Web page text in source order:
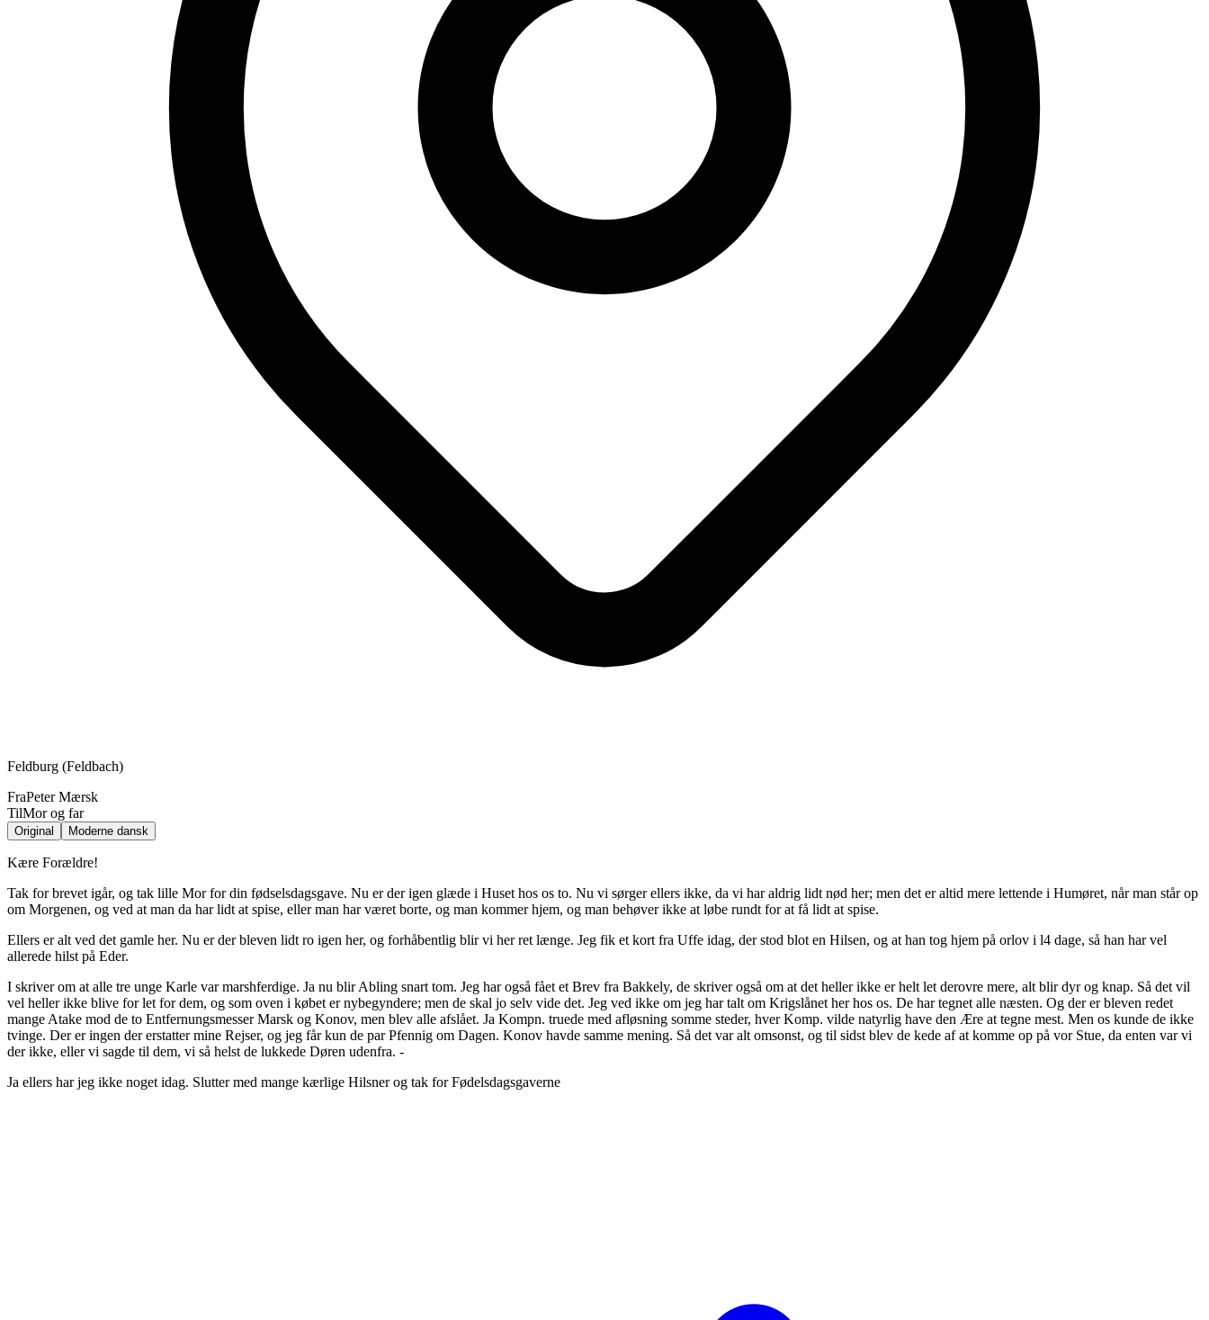
Feldburg (Feldbach)
FraPeter Mærsk
TilMor og far
Original Moderne dansk
Kære Forældre!
Tak for brevet igår, og tak lille Mor for din fødselsdagsgave. Nu er der igen glæde i Huset hos os to. Nu vi sørger ellers ikke, da vi har aldrig lidt nød her; men det er altid mere lettende i Humøret, når man står op
om Morgenen, og ved at man da har lidt at spise, eller man har været borte, og man kommer hjem, og man behøver ikke at løbe rundt for at få lidt at spise.
Ellers er alt ved det gamle her. Nu er der bleven lidt ro igen her, og forhåbentlig blir vi her ret længe. Jeg fik et kort fra Uffe idag, der stod blot en Hilsen, og at han tog hjem på orlov i l4 dage, så han har vel
allerede hilst på Eder.
I skriver om at alle tre unge Karle var marshferdige. Ja nu blir Abling snart tom. Jeg har også fået et Brev fra Bakkely, de skriver også om at det heller ikke er helt let derovre mere, alt blir dyr og knap. Så det vil
vel heller ikke blive for let for dem, og som oven i købet er nybegyndere; men de skal jo selv vide det. Jeg ved ikke om jeg har talt om Krigslånet her hos os. De har tegnet alle næsten. Og der er bleven redet
mange Atake mod de to Entfernungsmesser Marsk og Konov, men blev alle afslået. Ja Kompn. truede med afløsning somme steder, hver Komp. vilde natyrlig have den Ære at tegne mest. Men os kunde de ikke
tvinge. Der er ingen der erstatter mine Rejser, og jeg får kun de par Pfennig om Dagen. Konov havde samme mening. Så det var alt omsonst, og til sidst blev de kede af at komme op på vor Stue, da enten var vi
der ikke, eller vi sagde til dem, vi så helst de lukkede Døren udenfra. -
Ja ellers har jeg ikke noget idag. Slutter med mange kærlige Hilsner og tak for Fødelsdagsgaverne